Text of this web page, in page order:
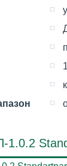
1.0.2